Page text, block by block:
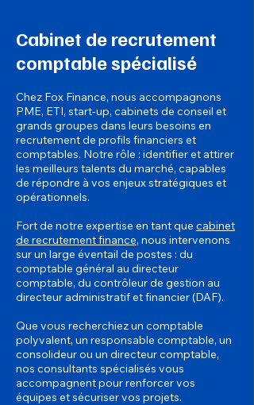
Cabinet de recrutement
comptable spécialisé
Chez Fox Finance, nous accompagnons
PME, ETI, start-up, cabinets de conseil et
grands groupes dans leurs besoins en
recrutement de profils financiers et
comptables. Notre rôle : identifier et attirer
les meilleurs talents du marché, capables
de répondre à vos enjeux stratégiques et
opérationnels.
Fort de notre expertise en tant que cabinet
de recrutement finance, nous intervenons
sur un large éventail de postes : du
comptable général au directeur
comptable, du contrôleur de gestion au
directeur administratif et financier (DAF).
Que vous recherchiez un comptable
polyvalent, un responsable comptable, un
consolideur ou un directeur comptable,
nos consultants spécialisés vous
accompagnent pour renforcer vos
équipes et sécuriser vos projets.